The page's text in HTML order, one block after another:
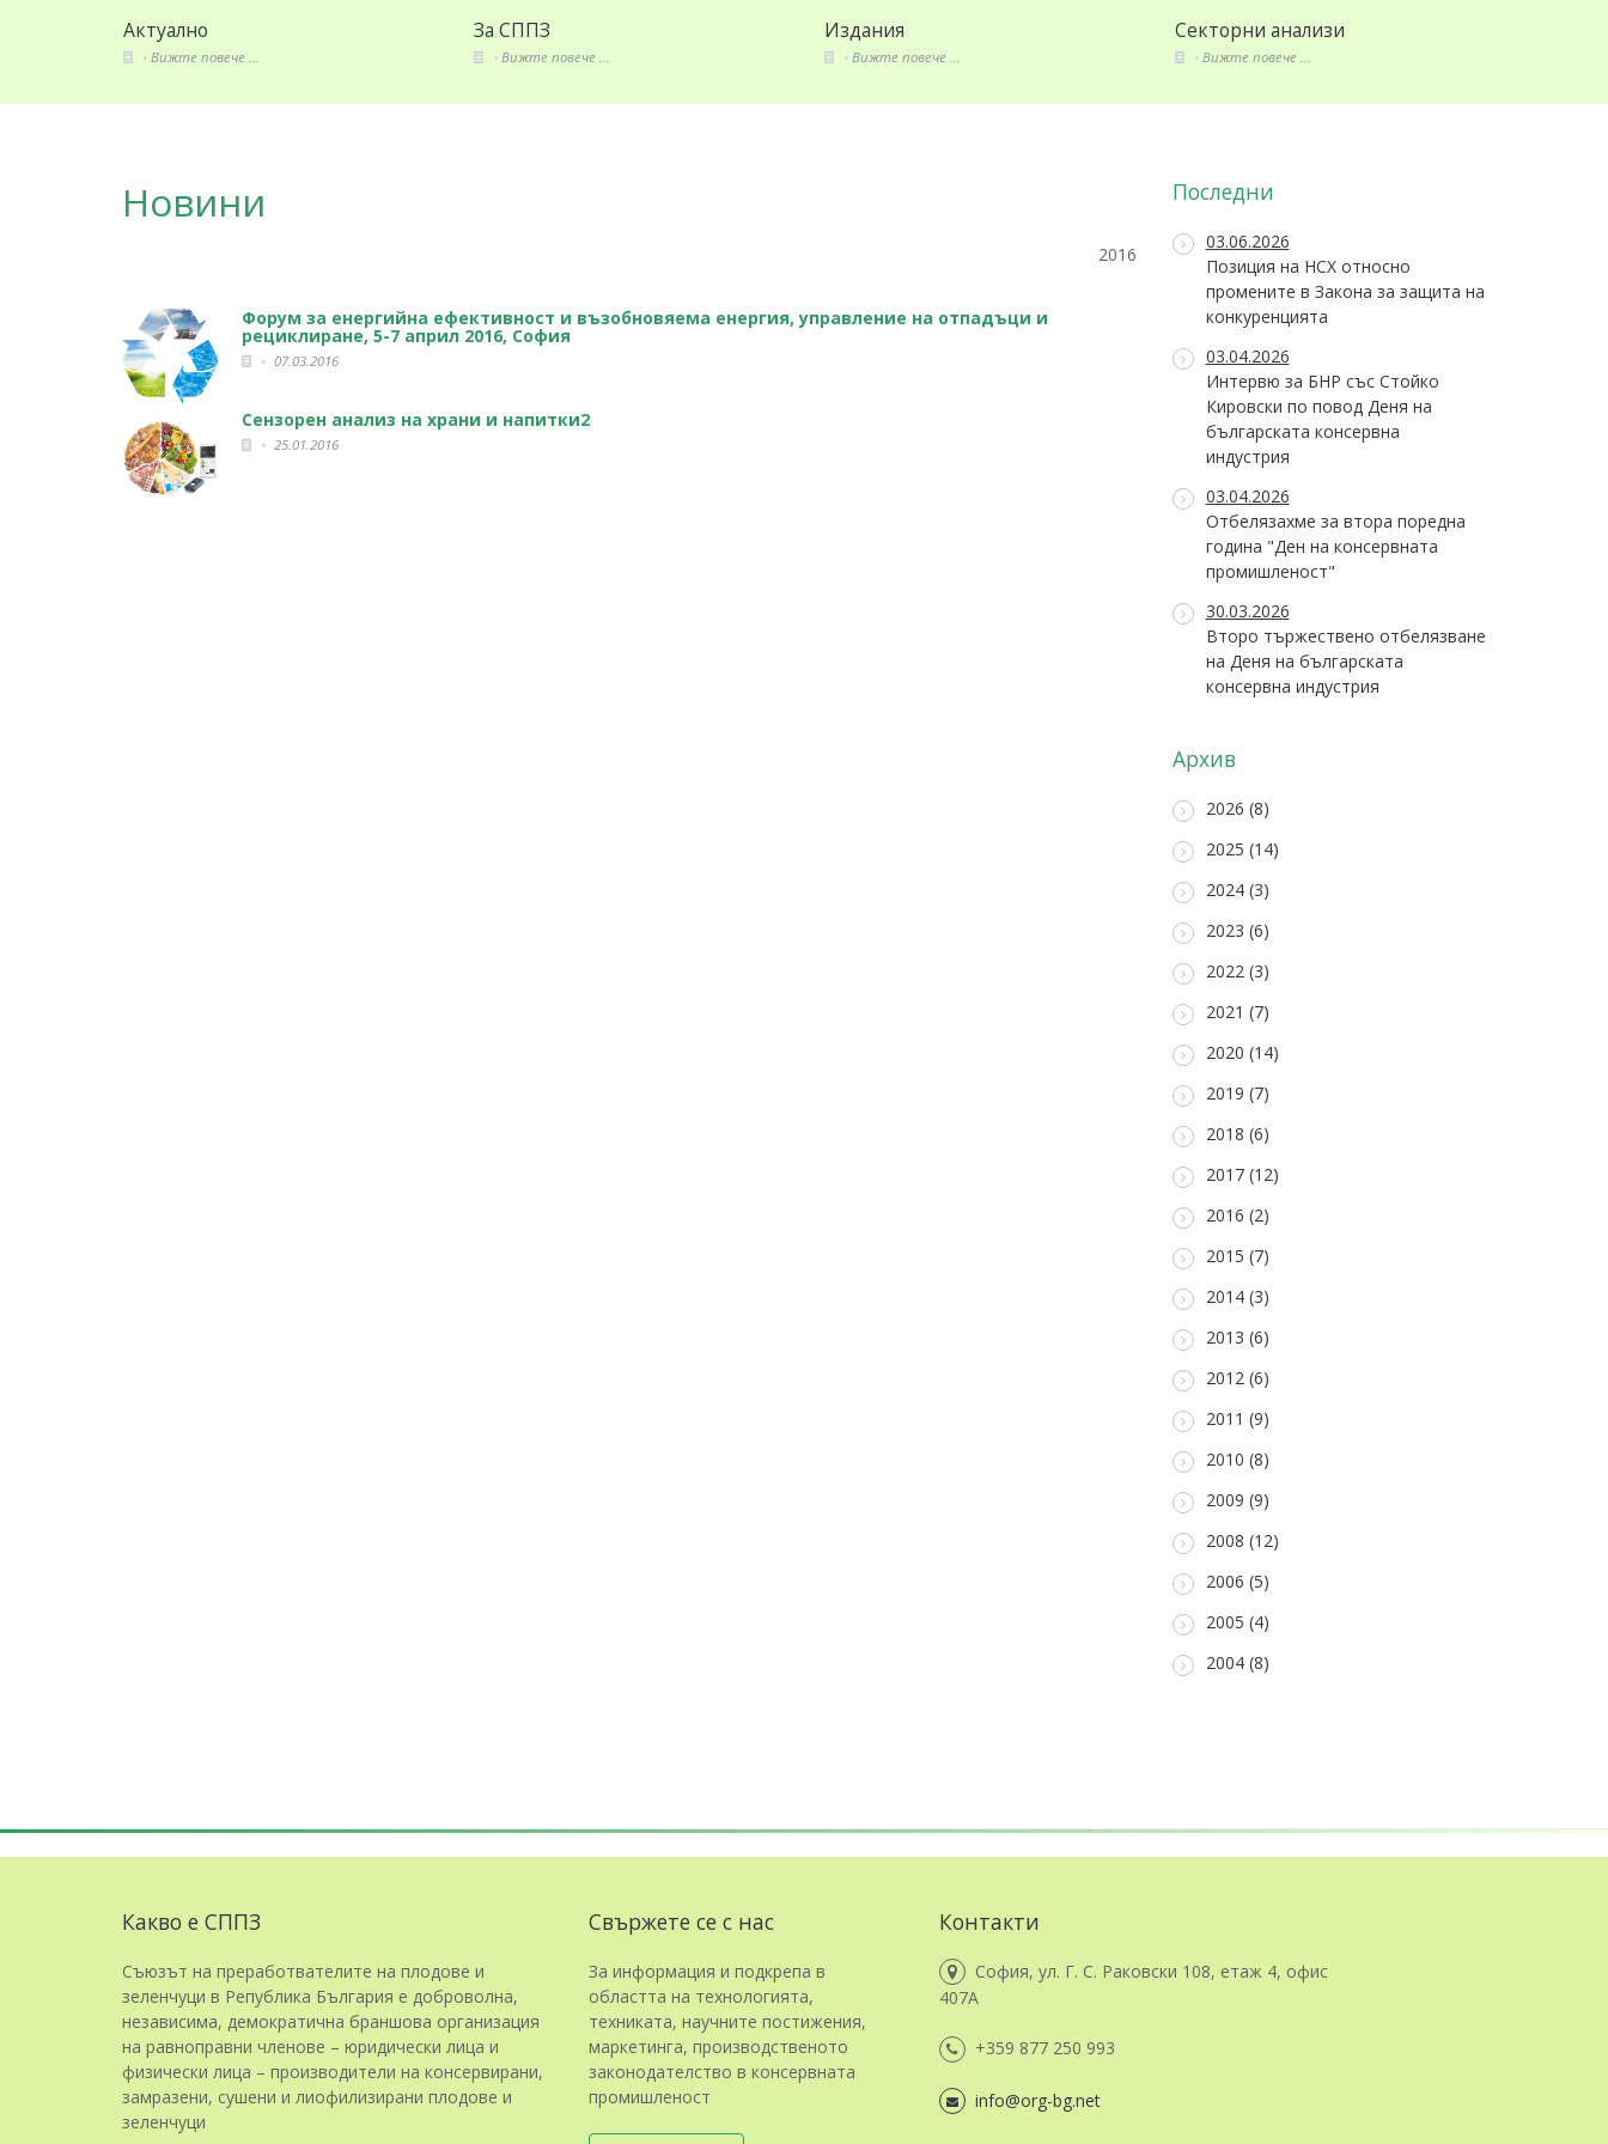
Секторни анализи
Новини
2016
Форум за eнергийна ефективност и възобновяема енергия, управление на отпадъци и
рециклиране, 5-7 април 2016, София
07.03.2016
Сензорен анализ на храни и напитки2
25.01.2016
Последни
03.06.2026
Позиция на НСХ относно
промените в Закона за защита на
конкуренцията
03.04.2026
Интервю за БНР със Стойко
Кировски по повод Деня на
българската консервна
индустрия
03.04.2026
Отбелязахме за втора поредна
година "Ден на консервната
промишленост"
30.03.2026
Второ тържествено отбелязване
на Деня на българската
консервна индустрия
Архив
2026 (8)
2025 (14)
2024 (3)
2023 (6)
2022 (3)
2021 (7)
2020 (14)
2019 (7)
2018 (6)
2017 (12)
2016 (2)
2015 (7)
2014 (3)
2013 (6)
2012 (6)
2011 (9)
2010 (8)
2009 (9)
2008 (12)
2006 (5)
2005 (4)
2004 (8)
Какво е СППЗ
Съюзът на преработвателите на плодове и
зеленчуци в Република България е доброволна,
независима, демократична браншова организация
на равноправни членове – юридически лица и
физически лица – производители на консервирани,
замразени, сушени и лиофилизирани плодове и
зеленчуци
Свържете се с нас
За информация и подкрепа в
областта на технологията,
техниката, научните постижения,
маркетинга, производственото
законодателство в консервната
промишленост
Контакти
София, ул. Г. С. Раковски 108, етаж 4, офис
407А
+359 877 250 993
info@org-bg.net